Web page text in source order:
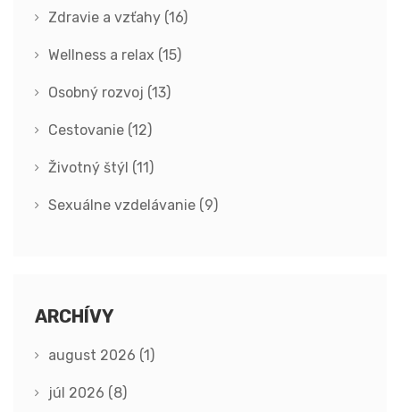
Zdravie a vzťahy (16)
Wellness a relax (15)
Osobný rozvoj (13)
Cestovanie (12)
Životný štýl (11)
Sexuálne vzdelávanie (9)
ARCHÍVY
august 2026 (1)
júl 2026 (8)